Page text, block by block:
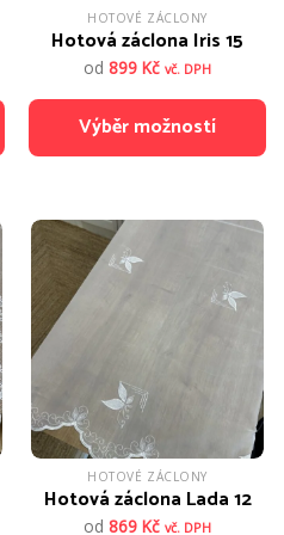
HOTOVÉ ZÁCLONY
Hotová záclona Iris 15
od 899 Kč vč. DPH
Výběr možností
má
Možnosti
stránce
HOTOVÉ ZÁCLONY
Hotová záclona Lada 12
od 869 Kč vč. DPH